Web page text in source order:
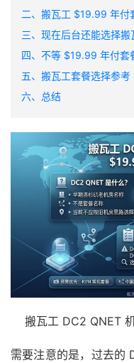
二、搬瓦工 $19.99 年付
三、现在后台还能选择搬
四、不等 $19.99 年付套
五、搬瓦工套餐选择参考
六、总结
搬瓦工 DC2 QNET
需要注意的是，过去的